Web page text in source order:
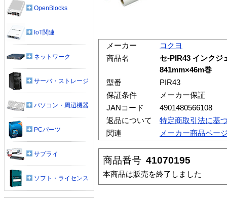
メーカー
コクヨ
商品名
セ-PIR43 インクジ
841mm×46m巻
型番
PIR43
保証条件
メーカー保証
JANコード
4901480566108
返品について
特定商取引法に基
関連
メーカー商品ペー
商品番号 41070195
本商品は販売を終了しました
OpenBlocks
IoT関連
ネットワーク
サーバ・ストレージ
パソコン・周辺機器
PCパーツ
サプライ
ソフト・ライセンス